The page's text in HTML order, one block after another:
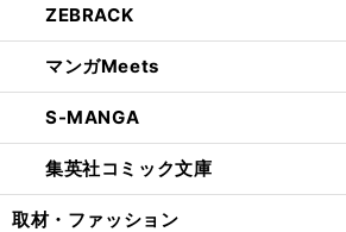
ZEBRACK
マンガMeets
S-MANGA
集英社コミック文庫
取材・ファッション